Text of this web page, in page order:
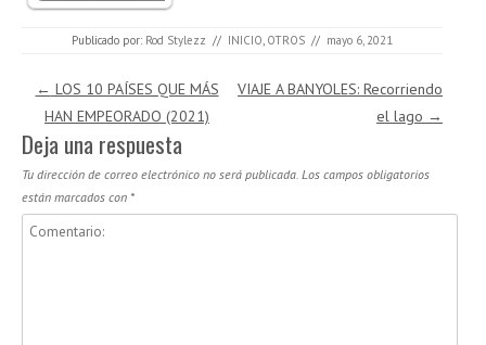
Publicado por: Rod Stylezz // INICIO OTROS // mayo 6, 2021
Navegación de entradas
← LOS 10 PAÍSES QUE MÁS
HAN EMPEORADO (2021)
VIAJE A BANYOLES: Recorriendo
el lago →
Deja una respuesta
Tu dirección de correo electrónico no será publicada. Los campos obligatorios
están marcados con *